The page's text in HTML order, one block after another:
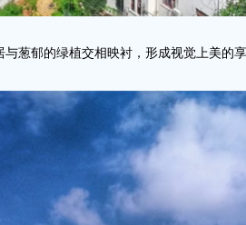
葱郁的绿植交相映衬，形成视觉上美的